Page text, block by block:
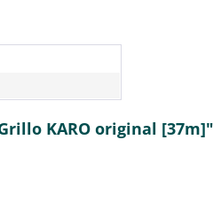
KARO original [37m]"